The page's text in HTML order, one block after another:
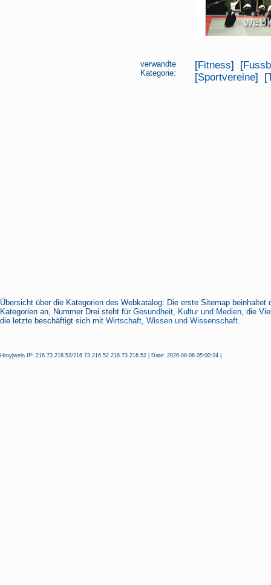
verwandte
Kategorie:
[Fitness] [
[Sportvereine] [
Übersicht über die Kategorien des Webkatalog: Die erste Sitemap beinhaltet
Kategorien an, Nummer Drei steht für Gesundheit, Kultur und Medien, die
die letzte beschäftigt sich mit Wirtschaft, Wissen und Wissenschaft.
Hroyjweln IP: 216.73.216.52/216.73.216.52 216.73.216.52 | Date: 2026-08-06 05:00:24 |